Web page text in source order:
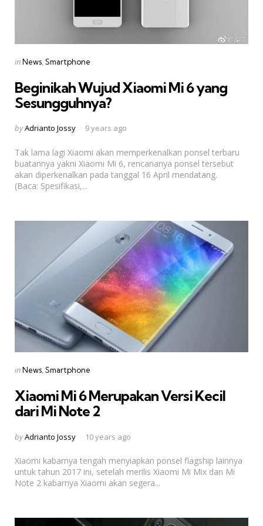
Categories
Posted
inNews Smartphone
Beginikah Wujud Xiaomi Mi 6 yang
Sesungguhnya?
Posted
byAdrianto Jossy 9 years ago
Tak lama lagi Xiaomi akan memperkenalkan ponsel terbaru
buatannya yakni Xiaomi Mi 6, rencananya ponsel tersebut
akan diperkenalkan pada tanggal 16 April mendatang.
(Baca: Spesifikasi,...
Categories
Posted
inNews Smartphone
Xiaomi Mi 6 Merupakan Versi Kecil
dari Mi Note 2
Posted
byAdrianto Jossy 10 years ago
Xiaomi kabarnya tengah menyiapkan ponsel flagship lainnya
untuk tahun 2017 ini, setelah merilis Xiaomi Mi Mix dan Mi
Note 2 kabarnya Xiaomi akan segera...